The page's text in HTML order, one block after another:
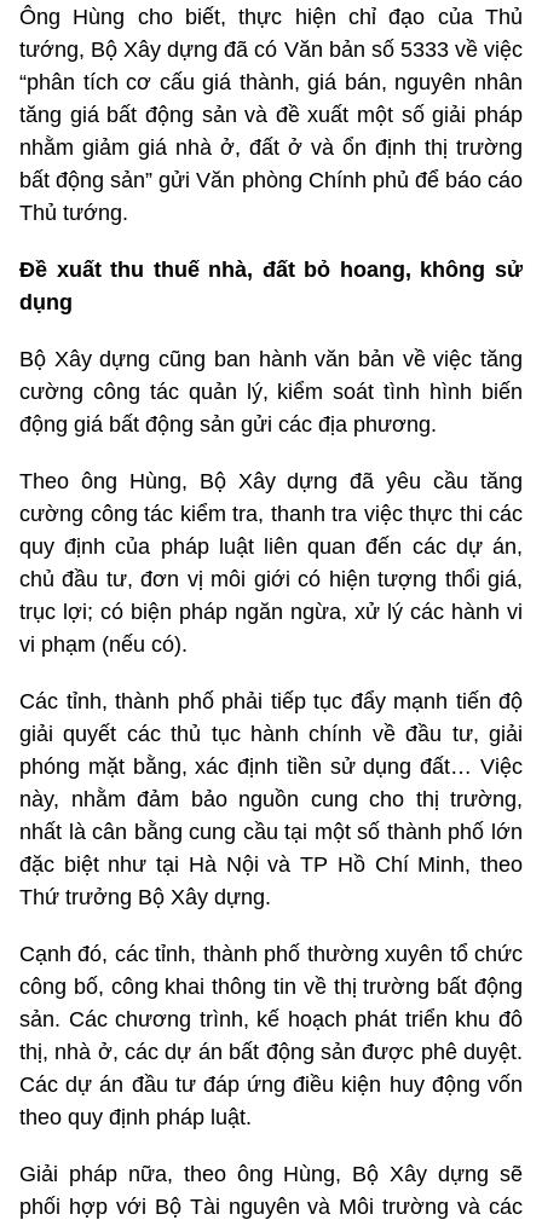
Ông Hùng cho biết, thực hiện chỉ đạo của Thủ
tướng, Bộ Xây dựng đã có Văn bản số 5333 về việc
“phân tích cơ cấu giá thành, giá bán, nguyên nhân
tăng giá bất động sản và đề xuất một số giải pháp
nhằm giảm giá nhà ở, đất ở và ổn định thị trường
bất động sản” gửi Văn phòng Chính phủ để báo cáo
Thủ tướng.
Đề xuất thu thuế nhà, đất bỏ hoang, không sử
dụng
Bộ Xây dựng cũng ban hành văn bản về việc tăng
cường công tác quản lý, kiểm soát tình hình biến
động giá bất động sản gửi các địa phương.
Theo ông Hùng, Bộ Xây dựng đã yêu cầu tăng
cường công tác kiểm tra, thanh tra việc thực thi các
quy định của pháp luật liên quan đến các dự án,
chủ đầu tư, đơn vị môi giới có hiện tượng thổi giá,
trục lợi; có biện pháp ngăn ngừa, xử lý các hành vi
vi phạm (nếu có).
Các tỉnh, thành phố phải tiếp tục đẩy mạnh tiến độ
giải quyết các thủ tục hành chính về đầu tư, giải
phóng mặt bằng, xác định tiền sử dụng đất… Việc
này, nhằm đảm bảo nguồn cung cho thị trường,
nhất là cân bằng cung cầu tại một số thành phố lớn
đặc biệt như tại Hà Nội và TP Hồ Chí Minh, theo
Thứ trưởng Bộ Xây dựng.
Cạnh đó, các tỉnh, thành phố thường xuyên tổ chức
công bố, công khai thông tin về thị trường bất động
sản. Các chương trình, kế hoạch phát triển khu đô
thị, nhà ở, các dự án bất động sản được phê duyệt.
Các dự án đầu tư đáp ứng điều kiện huy động vốn
theo quy định pháp luật.
Giải pháp nữa, theo ông Hùng, Bộ Xây dựng sẽ
phối hợp với Bộ Tài nguyên và Môi trường và các